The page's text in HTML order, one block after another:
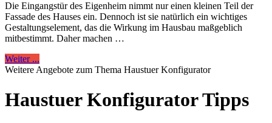
Die Eingangstür des Eigenheim nimmt nur einen kleinen Teil der
Fassade des Hauses ein. Dennoch ist sie natürlich ein wichtiges
Gestaltungselement, das die Wirkung im Hausbau maßgeblich
mitbestimmt. Daher machen …
Weiter ...
Weitere Angebote zum Thema Haustuer Konfigurator
Haustuer Konfigurator Tipps